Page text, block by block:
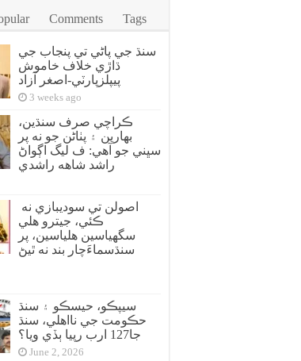
Comments Tags
سنڌ جي پاڻي تي پنجاب جي
ڌاڙي خلاف خاموش
پيپلزپارٽي-اصغر آزاد
3 weeks ago
ڪراچي صرف سنڌين،
بهارين ۽ پٺاڻن جو نه پر
سڀني جو آهي: ف ليگ اڳواڻ
راشد شاهه راشدي
ڪئي، جيترو هلي
سگهياسين هلياسين، پر
سنڌسماءَچار بند نه ٿيڻ
سيپڪو، حيسڪو ۽ سنڌ
حڪومت جي نااهلي، سنڌ
جا127 ارب رپيا ٻڏي ويا؟
June 2, 2026